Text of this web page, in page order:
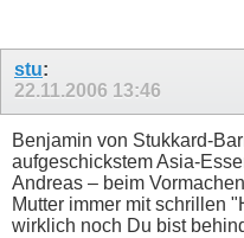
stu:
22.11.2006 13:46
Benjamin von Stukkard-
aufgeschickstem Asia-
Andreas – beim
Mutter immer mit schrillen
wirklich noch Du bist